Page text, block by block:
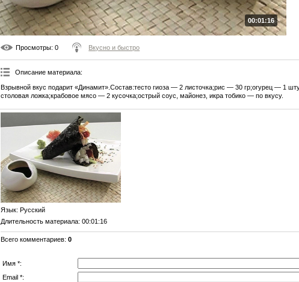
00:01:16
Просмотры: 0 Вкусно и быстро
Описание материала:
Взрывной вкус подарит «Динамит».Состав:тесто гиоза — 2 листочка;рис — 30 гр;огурец — 1
столовая ложка;крабовое мясо — 2 кусочка;острый соус, майонез, икра тобико — по вкусу.
Язык: Русский
Длительность материала: 00:01:16
Всего комментариев:0
Имя *:
Email *: